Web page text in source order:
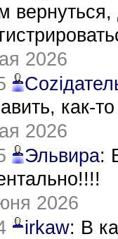
2026
как-
2026
Эльвира:
2026
irkaw: В